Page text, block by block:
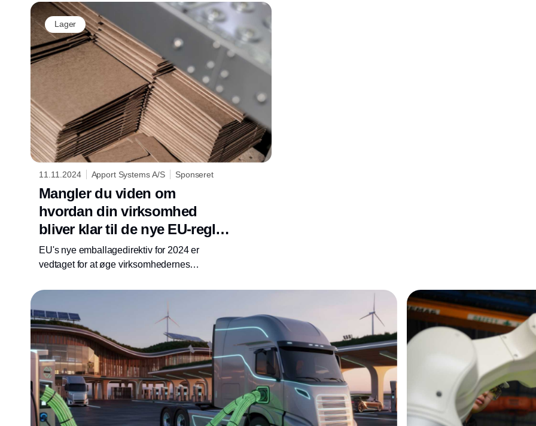
til at indberette de faktiske tal for 2024. Fristen
er den 31. maj 2025.
Lager
11.11.2024 Apport Systems A/S Sponseret
Mangler du viden om
hvordan din virksomhed
bliver klar til de nye EU-regler
om producentansvar for
emballage?
EU's nye emballagedirektiv for 2024 er
vedtaget for at øge virksomhedernes
lande forpligter sig med direktivet til senest
mindst 65 vægtprocent af al emballage.